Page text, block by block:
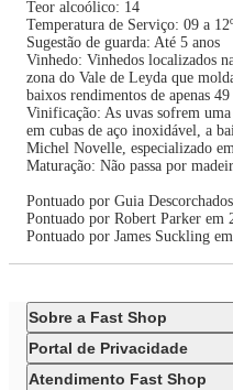
Teor alcoólico: 14
Temperatura de Serviço: 09 a
Sugestão de guarda: Até 5 anos
Vinhedo: Vinhedos localizados
zona do Vale de Leyda que
baixos rendimentos de apenas
Vinificação: As uvas sofrem
em cubas de aço inoxidável, a
Michel Novelle, especializado
Maturação: Não passa por
Pontuado por Guia
Pontuado por Robert Parker em
Pontuado por James Suckling
Sobre a Fast Shop
Portal de Privacidade
Atendimento Fast Shop